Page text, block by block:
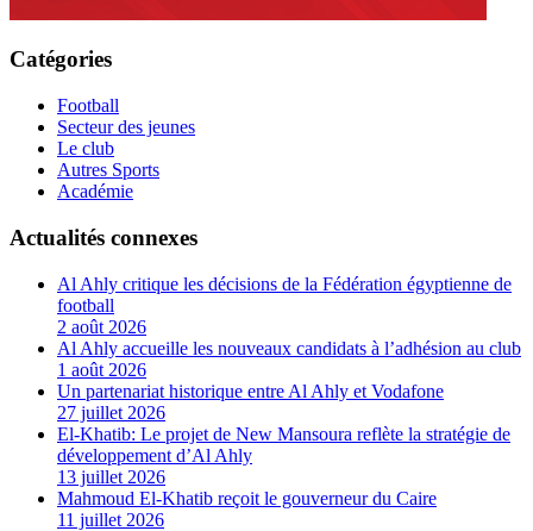
Catégories
Football
Secteur des jeunes
Le club
Autres Sports
Académie
Actualités connexes
Al Ahly critique les décisions de la Fédération égyptienne de
football
2 août 2026
Al Ahly accueille les nouveaux candidats à l’adhésion au club
1 août 2026
Un partenariat historique entre Al Ahly et Vodafone
27 juillet 2026
El-Khatib: Le projet de New Mansoura reflète la stratégie de
développement d’Al Ahly
13 juillet 2026
Mahmoud El-Khatib reçoit le gouverneur du Caire
11 juillet 2026